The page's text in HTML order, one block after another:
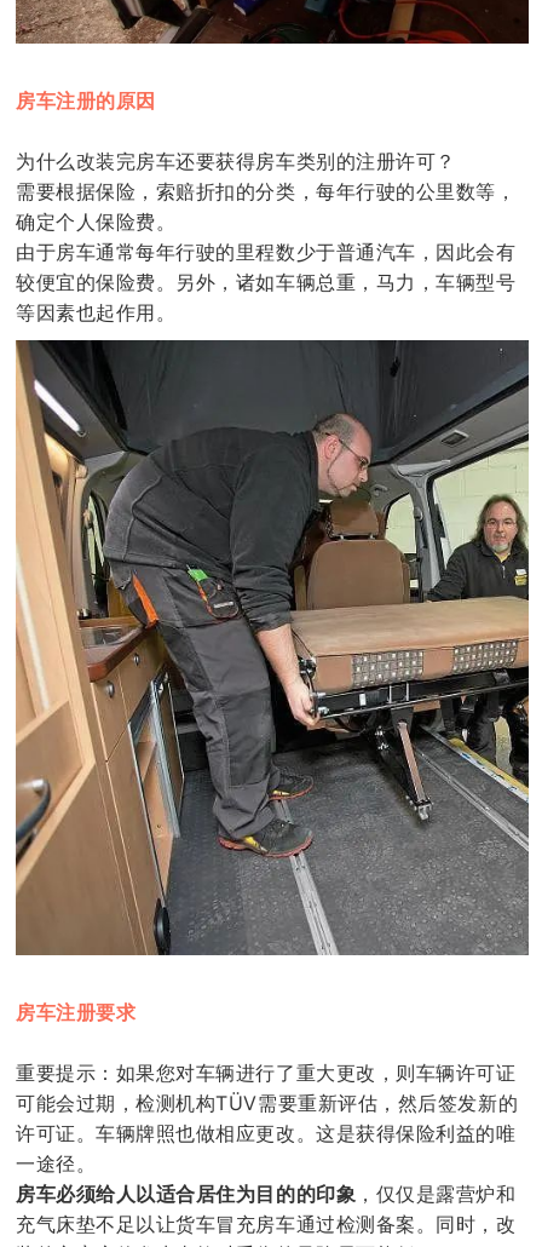
房车注册的原因
为什么改装完房车还要获得房车类别的注册许可？
需要根据保险，索赔折扣的分类，每年行驶的公里数等，
确定个人保险费。
由于房车通常每年行驶的里程数少于普通汽车，因此会有
较便宜的保险费。另外，诸如车辆总重，马力，车辆型号
等因素也起作用。
房车注册要求
重要提示：如果您对车辆进行了重大更改，则车辆许可证
可能会过期，检测机构TÜV需要重新评估，然后签发新的
许可证。车辆牌照也做相应更改。这是获得保险利益的唯
一途径。
房车必须给人以适合居住为目的的印象 ，仅仅是露营炉和
充气床垫不足以让货车冒充房车通过检测备案。同时，改